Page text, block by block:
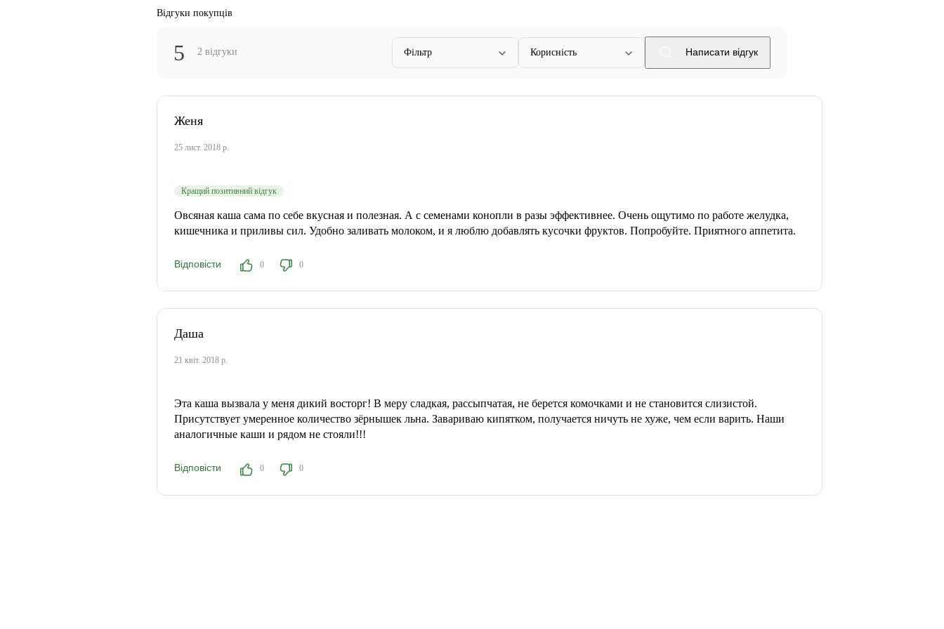
Відгуки покупців
5 2 відгуки Фільтр Корисність Написати відгук
Женя
25 лист. 2018 р.
Кращий позитивний відгук
Овсяная каша сама по себе вкусная и полезная. А с семенами конопли в разы эффективнее. Очень ощутимо по работе желудка,
кишечника и приливы сил. Удобно заливать молоком, и я люблю добавлять кусочки фруктов. Попробуйте. Приятного аппетита.
Відповісти 0 0
Даша
21 квіт. 2018 р.
Эта каша вызвала у меня дикий восторг! В меру сладкая, рассыпчатая, не берется комочками и не становится слизистой.
Присутствует умеренное количество зёрнышек льна. Завариваю кипятком, получается ничуть не хуже, чем если варить. Наши
аналогичные каши и рядом не стояли!!!
Відповісти 0 0